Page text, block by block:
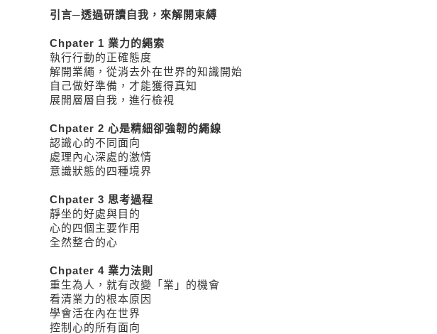
引言─透過研讀自我，來解開束縛
Chpater 1 業力的繩索
執行行動的正確態度
解開業繩，從消去外在世界的知識開始
自己做好準備，才能獲得真知
展開層層自我，進行檢視
Chpater 2 心是精細卻強韌的繩線
認識心的不同面向
處理內心深處的激情
意識狀態的四種境界
Chpater 3 思考過程
靜坐的好處與目的
心的四個主要作用
全然整合的心
Chpater 4 業力法則
重生為人，就有改變「業」的機會
看清業力的根本原因
學會活在內在世界
控制心的所有面向